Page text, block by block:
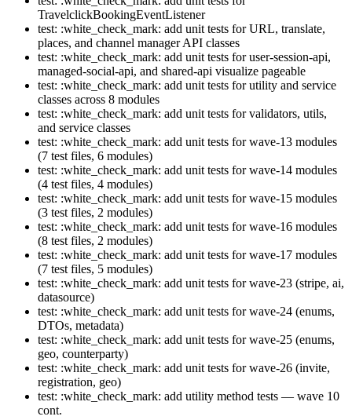
TravelclickBookingEventListener
test: :white_check_mark: add unit tests for URL, translate,
places, and channel manager API classes
test: :white_check_mark: add unit tests for user-session-api,
managed-social-api, and shared-api visualize pageable
test: :white_check_mark: add unit tests for utility and service
classes across 8 modules
test: :white_check_mark: add unit tests for validators, utils,
and service classes
test: :white_check_mark: add unit tests for wave-13 modules
(7 test files, 6 modules)
test: :white_check_mark: add unit tests for wave-14 modules
(4 test files, 4 modules)
test: :white_check_mark: add unit tests for wave-15 modules
(3 test files, 2 modules)
test: :white_check_mark: add unit tests for wave-16 modules
(8 test files, 2 modules)
test: :white_check_mark: add unit tests for wave-17 modules
(7 test files, 5 modules)
test: :white_check_mark: add unit tests for wave-23 (stripe, ai,
datasource)
test: :white_check_mark: add unit tests for wave-24 (enums,
DTOs, metadata)
test: :white_check_mark: add unit tests for wave-25 (enums,
geo, counterparty)
test: :white_check_mark: add unit tests for wave-26 (invite,
registration, geo)
test: :white_check_mark: add utility method tests — wave 10
cont.